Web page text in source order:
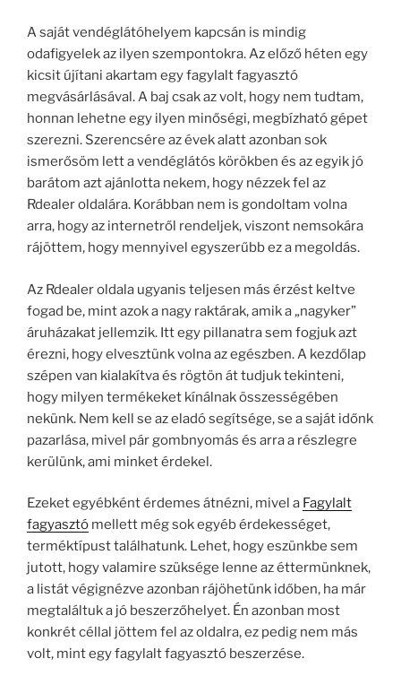
A saját vendéglátóhelyem kapcsán is mindig
odafigyelek az ilyen szempontokra. Az előző héten egy
kicsit újítani akartam egy fagylalt fagyasztó
megvásárlásával. A baj csak az volt, hogy nem tudtam,
honnan lehetne egy ilyen minőségi, megbízható gépet
szerezni. Szerencsére az évek alatt azonban sok
ismerősöm lett a vendéglátós körökben és az egyik jó
barátom azt ajánlotta nekem, hogy nézzek fel az
Rdealer oldalára. Korábban nem is gondoltam volna
arra, hogy az internetről rendeljek, viszont nemsokára
rájöttem, hogy mennyivel egyszerűbb ez a megoldás.
Az Rdealer oldala ugyanis teljesen más érzést keltve
fogad be, mint azok a nagy raktárak, amik a „nagyker”
áruházakat jellemzik. Itt egy pillanatra sem fogjuk azt
érezni, hogy elvesztünk volna az egészben. A kezdőlap
szépen van kialakítva és rögtön át tudjuk tekinteni,
hogy milyen termékeket kínálnak összességében
nekünk. Nem kell se az eladó segítsége, se a saját időnk
pazarlása, mivel pár gombnyomás és arra a részlegre
kerülünk, ami minket érdekel.
Ezeket egyébként érdemes átnézni, mivel a Fagylalt
fagyasztó mellett még sok egyéb érdekességet,
terméktípust találhatunk. Lehet, hogy eszünkbe sem
jutott, hogy valamire szüksége lenne az éttermünknek,
a listát végignézve azonban rájöhetünk időben, ha már
megtaláltuk a jó beszerzőhelyet. Én azonban most
konkrét céllal jöttem fel az oldalra, ez pedig nem más
volt, mint egy fagylalt fagyasztó beszerzése.